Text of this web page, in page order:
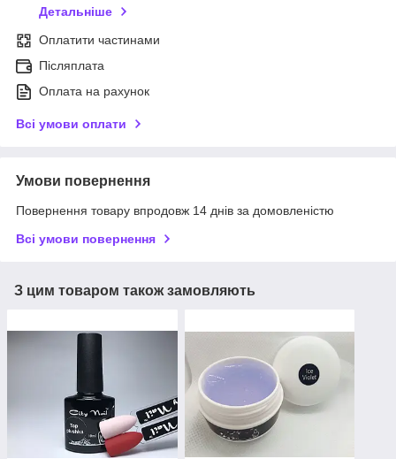
Детальніше
Оплатити частинами
Післяплата
Оплата на рахунок
Всі умови оплати
Умови повернення
Повернення товару впродовж 14 днів за домовленістю
Всі умови повернення
З цим товаром також замовляють